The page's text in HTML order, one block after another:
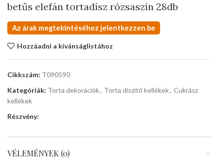
betűs elefán tortadísz rózsaszín 28db
Az árak megtekintéséhez jelentkezzen be
Hozzáadni a kívánságlistához
Cikkszám: T090590
Kategóriák: Torta dekorációk, Torta díszítő kellékek, Cukrász
kellékek
Részvény:
VÉLEMÉNYEK (0)